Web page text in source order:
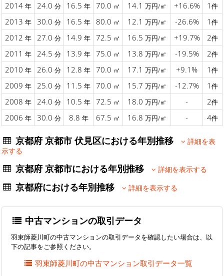
2014 年 24.0 分 16.5 年 70.0 ㎡ 14.1 万円/㎡ +16.6% 1 件
2013 年 30.0 分 16.5 年 80.0 ㎡ 12.1 万円/㎡ -26.6% 1 件
2012 年 27.0 分 14.9 年 72.5 ㎡ 16.5 万円/㎡ +19.7% 2件
2011 年 24.5 分 13.9 年 75.0 ㎡ 13.8 万円/㎡ -19.5% 2件
2010 年 26.0 分 12.8 年 70.0 ㎡ 17.1 万円/㎡ +9.1% 1 件
2009 年 25.0 分 11.5 年 70.0 ㎡ 15.7 万円/㎡ -12.7% 1 件
2008 年 24.0 分 10.5 年 72.5 ㎡ 18.0 万円/㎡ - 2件
2006 年 30.0 分 8.8 年 67.5 ㎡ 16.8 万円/㎡ - 4件
京都府 京都市 伏見区における年別推移
詳細を表
示する
京都府 京都市における年別推移 詳細を表示する
京都府における年別推移 詳細を表示する
中古マンションの取引データ
羽束師菱川町の中古マンションの取引データを確認したい場合は、以
下の記事をご参照ください。
羽束師菱川町の中古マンション取引データ一覧